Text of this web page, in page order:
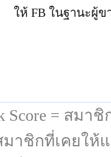
ให้ FB ในฐานะผู้ข
Score = สม
าชิกที่เคยให้